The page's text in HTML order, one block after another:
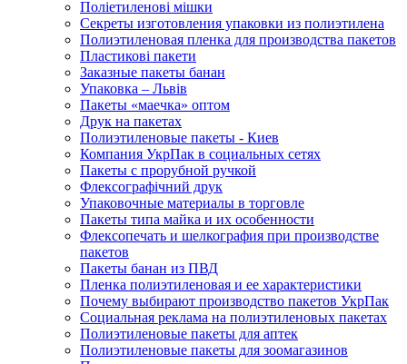
Поліетиленові мішки
Секреты изготовления упаковки из полиэтилена
Полиэтиленовая пленка для производства пакетов
Пластикові пакети
Заказные пакеты банан
Упаковка – Львів
Пакеты «маечка» оптом
Друк на пакетах
Полиэтиленовые пакеты - Киев
Компания УкрПак в социальных сетях
Пакеты с прорубной ручкой
Флексографічний друк
Упаковочные материалы в торговле
Пакеты типа майка и их особенности
Флексопечать и шелкография при производстве
пакетов
Пакеты банан из ПВД
Пленка полиэтиленовая и ее характеристики
Почему выбирают производство пакетов УкрПак
Социальная реклама на полиэтиленовых пакетах
Полиэтиленовые пакеты для аптек
Полиэтиленовые пакеты для зоомагазинов